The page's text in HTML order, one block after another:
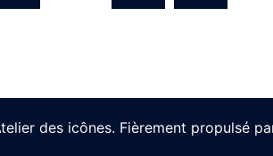
des icônes. Fièrement propulsé